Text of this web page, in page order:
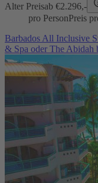
Alter Preisab €2.296,-
pro PersonPreis
Barbados All Inclusive
& Spa oder The Abidah